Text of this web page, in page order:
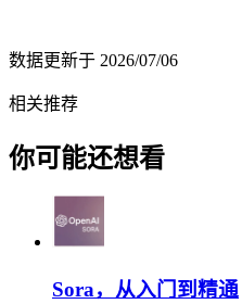
数据更新于 2026/07/06
相关推荐
你可能还想看
Sora，从入门到精通